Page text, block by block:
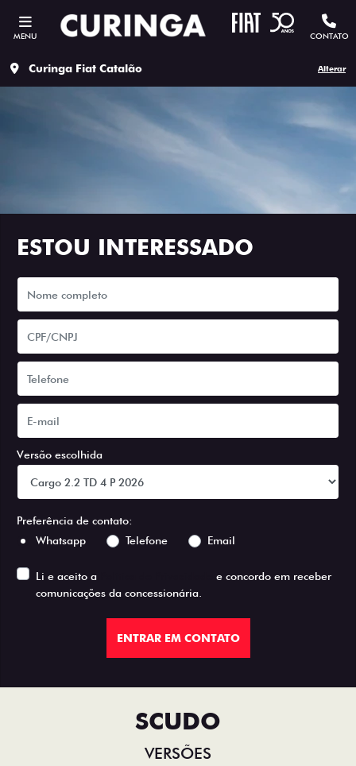
MENU CONTATO
Curinga Fiat Catalão Alterar
ESTOU INTERESSADO
Versão escolhida
Preferência de contato:
Whatsapp
Telefone Email
Li e aceito a
e concordo em receber
comunicações da concessionária.
ENTRAR EM CONTATO
SCUDO
VERSÕES